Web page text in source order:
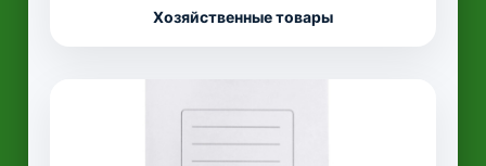
Хозяйственные товары